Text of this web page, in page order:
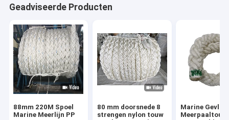
Geadviseerde Producten
88mm 220M Spoel
Marine Meerlijn PP
80 mm doorsnede 8
strengen nylon touw
Marine
Meerpaaltouw